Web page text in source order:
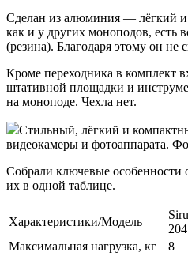
Сделан из алюминия — лёгкий
как и у других моноподов, есть
(резина). Благодаря этому он не
Кроме переходника в комплект
штативной площадки и
на моноподе. Чехла нет.
Стильный, лёгкий и
видеокамеры и фотоаппарата.
Собрали ключевые
их в одной таблице.
Характеристики/Модель
Максимальная нагрузка, кг
8